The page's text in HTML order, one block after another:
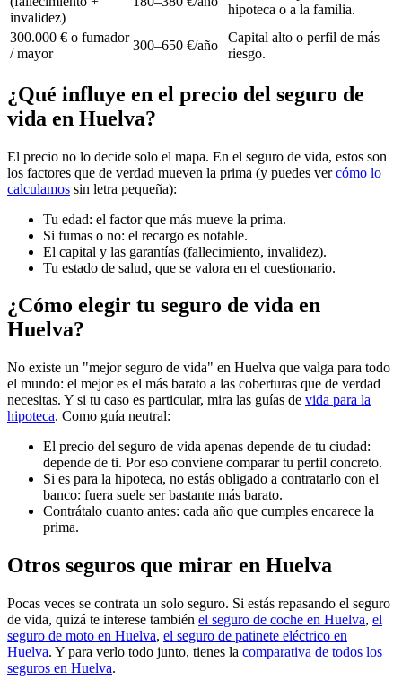
invalidez)
hipoteca o a la familia.
300.000 € o fumador
/ mayor
300–650 €/año
Capital alto o perfil de más
riesgo.
¿Qué influye en el precio del seguro de
vida en Huelva?
El precio no lo decide solo el mapa. En el seguro de vida, estos son
los factores que de verdad mueven la prima (y puedes vercómo lo
calculamos sin letra pequeña):
Tu edad: el factor que más mueve la prima.
Si fumas o no: el recargo es notable.
El capital y las garantías (fallecimiento, invalidez).
Tu estado de salud, que se valora en el cuestionario.
¿Cómo elegir tu seguro de vida en
Huelva?
No existe un "mejor seguro de vida" en Huelva que valga para todo
el mundo: el mejor es el más barato a las coberturas que de verdad
necesitas. Y si tu caso es particular, mira las guías de vida para la
hipoteca. Como guía neutral:
El precio del seguro de vida apenas depende de tu ciudad:
depende de ti. Por eso conviene comparar tu perfil concreto.
Si es para la hipoteca, no estás obligado a contratarlo con el
banco: fuera suele ser bastante más barato.
Contrátalo cuanto antes: cada año que cumples encarece la
prima.
Otros seguros que mirar en Huelva
Pocas veces se contrata un solo seguro. Si estás repasando el seguro
de vida, quizá te interese también el seguro de coche en Huelva, el
seguro de moto en Huelva, el seguro de patinete eléctrico en
Huelva. Y para verlo todo junto, tienes la comparativa de todos los
seguros en Huelva.